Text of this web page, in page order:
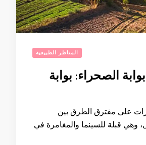
المناظر الطبيعية
الصحراء: بوابة
على مفترق الطرق بين
وهي قبلة للسينما والمغامرة في